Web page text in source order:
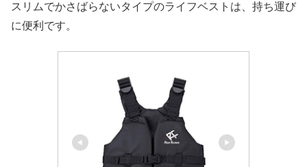
スリムでかさばらないタイプのライフベストは、持ち運び
に便利です。